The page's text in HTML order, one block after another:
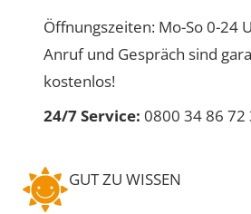
Öffnungszeiten: Mo-So 0-24
Anruf und Gespräch sind
kostenlos!
24/7 Service: 0800 34 86 72
GUT ZU WISSEN